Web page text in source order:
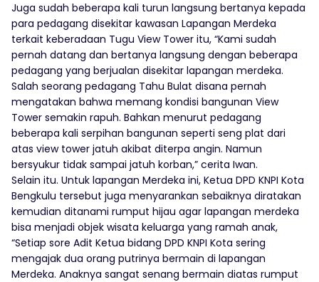
Juga sudah beberapa kali turun langsung bertanya kepada
para pedagang disekitar kawasan Lapangan Merdeka
terkait keberadaan Tugu View Tower itu, “Kami sudah
pernah datang dan bertanya langsung dengan beberapa
pedagang yang berjualan disekitar lapangan merdeka.
Salah seorang pedagang Tahu Bulat disana pernah
mengatakan bahwa memang kondisi bangunan View
Tower semakin rapuh. Bahkan menurut pedagang
beberapa kali serpihan bangunan seperti seng plat dari
atas view tower jatuh akibat diterpa angin. Namun
bersyukur tidak sampai jatuh korban,” cerita Iwan.
Selain itu. Untuk lapangan Merdeka ini, Ketua DPD KNPI Kota
Bengkulu tersebut juga menyarankan sebaiknya diratakan
kemudian ditanami rumput hijau agar lapangan merdeka
bisa menjadi objek wisata keluarga yang ramah anak,
“Setiap sore Adit Ketua bidang DPD KNPI Kota sering
mengajak dua orang putrinya bermain di lapangan
Merdeka. Anaknya sangat senang bermain diatas rumput